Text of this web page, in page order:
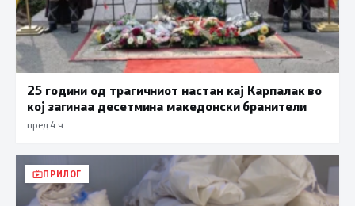
25 години од трагичниот настан кај Карпалак во
кој загинаа десетмина македонски бранители
пред 4 ч.
ПРИЛОГ